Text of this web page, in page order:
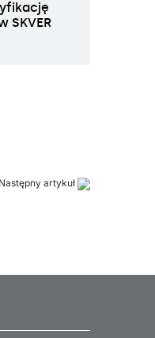
SKVER
Następny artykuł